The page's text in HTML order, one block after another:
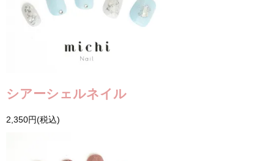
シアーシェルネイル
2,350円(税込)